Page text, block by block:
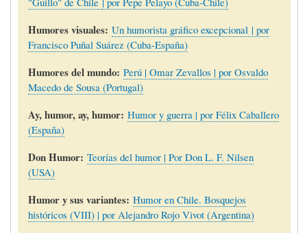
Humores visuales: Un humorista gráfico excepcional | por
Francisco Puñal Suárez (Cuba-España)
Humores del mundo: Perú | Omar Zevallos | por Osvaldo
Macedo de Sousa (Portugal)
Ay, humor, ay, humor: Humor y guerra | por Félix Caballero
(España)
Don Humor: Teorías del humor | Por Don L. F. Nilsen
(USA)
Humor y sus variantes: Humor en Chile. Bosquejos
históricos (VIII) | por Alejandro Rojo Vivot (Argentina)